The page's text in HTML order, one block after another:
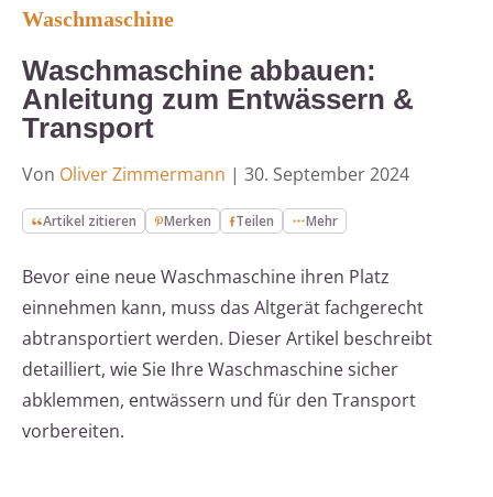
Waschmaschine
Waschmaschine abbauen:
Anleitung zum Entwässern &
Transport
Von Oliver Zimmermann | 30. September 2024
Artikel zitieren Merken Teilen Mehr
Bevor eine neue Waschmaschine ihren Platz
einnehmen kann, muss das Altgerät fachgerecht
abtransportiert werden. Dieser Artikel beschreibt
detailliert, wie Sie Ihre Waschmaschine sicher
abklemmen, entwässern und für den Transport
vorbereiten.